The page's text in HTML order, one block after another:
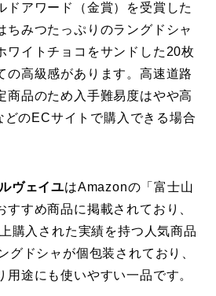
ドアワード（金賞）を受賞した
ちみつたっぷりのラングドシャ
ワイトチョコをサンドした20枚
の高級感があります。高速道路
商品のため入手難易度はやや高
のECサイトで購入できる場合
ヴェイユはAmazonの「富士山
すすめ商品に掲載されており、
購入された実績を持つ人気商品
グドシャが個包装されており、
途にも使いやすい一品です。